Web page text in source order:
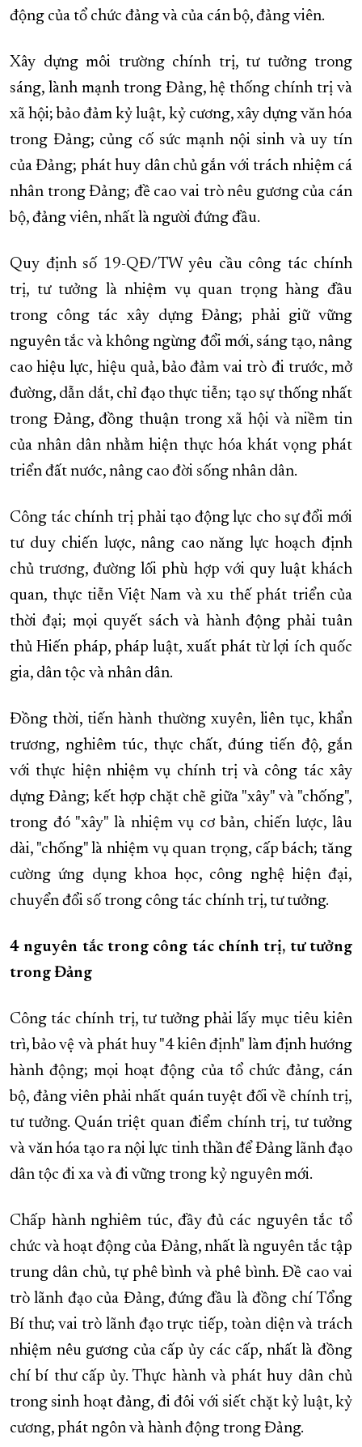
động của tổ chức đảng và của cán bộ, đảng viên.
Xây dựng môi trường chính trị, tư tưởng trong
sáng, lành mạnh trong Đảng, hệ thống chính trị và
xã hội; bảo đảm kỷ luật, kỷ cương, xây dựng văn hóa
trong Đảng; củng cố sức mạnh nội sinh và uy tín
của Đảng; phát huy dân chủ gắn với trách nhiệm cá
nhân trong Đảng; đề cao vai trò nêu gương của cán
bộ, đảng viên, nhất là người đứng đầu.
Quy định số 19-QĐ/TW yêu cầu công tác chính
trị, tư tưởng là nhiệm vụ quan trọng hàng đầu
trong công tác xây dựng Đảng; phải giữ vững
nguyên tắc và không ngừng đổi mới, sáng tạo, nâng
cao hiệu lực, hiệu quả, bảo đảm vai trò đi trước, mở
đường, dẫn dắt, chỉ đạo thực tiễn; tạo sự thống nhất
trong Đảng, đồng thuận trong xã hội và niềm tin
của nhân dân nhằm hiện thực hóa khát vọng phát
triển đất nước, nâng cao đời sống nhân dân.
Công tác chính trị phải tạo động lực cho sự đổi mới
tư duy chiến lược, nâng cao năng lực hoạch định
chủ trương, đường lối phù hợp với quy luật khách
quan, thực tiễn Việt Nam và xu thế phát triển của
thời đại; mọi quyết sách và hành động phải tuân
thủ Hiến pháp, pháp luật, xuất phát từ lợi ích quốc
gia, dân tộc và nhân dân.
Đồng thời, tiến hành thường xuyên, liên tục, khẩn
trương, nghiêm túc, thực chất, đúng tiến độ, gắn
với thực hiện nhiệm vụ chính trị và công tác xây
dựng Đảng; kết hợp chặt chẽ giữa "xây" và "chống",
trong đó "xây" là nhiệm vụ cơ bản, chiến lược, lâu
dài, "chống" là nhiệm vụ quan trọng, cấp bách; tăng
cường ứng dụng khoa học, công nghệ hiện đại,
chuyển đổi số trong công tác chính trị, tư tưởng.
4 nguyên tắc trong công tác chính trị, tư tưởng
trong Đảng
Công tác chính trị, tư tưởng phải lấy mục tiêu kiên
trì, bảo vệ và phát huy "4 kiên định" làm định hướng
hành động; mọi hoạt động của tổ chức đảng, cán
bộ, đảng viên phải nhất quán tuyệt đối về chính trị,
tư tưởng. Quán triệt quan điểm chính trị, tư tưởng
và văn hóa tạo ra nội lực tinh thần để Đảng lãnh đạo
dân tộc đi xa và đi vững trong kỷ nguyên mới.
Chấp hành nghiêm túc, đầy đủ các nguyên tắc tổ
chức và hoạt động của Đảng, nhất là nguyên tắc tập
trung dân chủ, tự phê bình và phê bình. Đề cao vai
trò lãnh đạo của Đảng, đứng đầu là đồng chí Tổng
Bí thư; vai trò lãnh đạo trực tiếp, toàn diện và trách
nhiệm nêu gương của cấp ủy các cấp, nhất là đồng
chí bí thư cấp ủy. Thực hành và phát huy dân chủ
trong sinh hoạt đảng, đi đôi với siết chặt kỷ luật, kỷ
cương, phát ngôn và hành động trong Đảng.